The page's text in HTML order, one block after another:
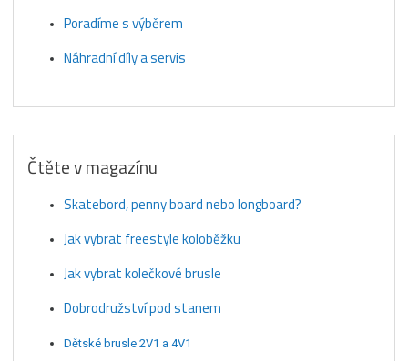
Poradíme s výběrem
Náhradní díly a servis
Čtěte v magazínu
Skatebord, penny board nebo longboard?
Jak vybrat freestyle koloběžku
Jak vybrat kolečkové brusle
Dobrodružství pod stanem
Dětské brusle 2V1 a 4V1